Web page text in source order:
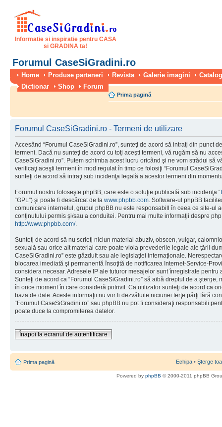
Informatie si inspiratie pentru CASA
si GRADINA ta!
Forumul CaseSiGradini.ro
Home Produse parteneri Revista Galerie imagini
Dictionar
Shop Forum
Prima pagină
Forumul CaseSiGradini.ro - Termeni de utilizare
Accesând “Forumul CaseSiGradini.ro”, sunteţi de acord să intraţi din punct
termeni. Dacă nu sunteţi de acord cu toţi aceşti termeni, vă rugăm să nu
CaseSiGradini.ro”. Putem schimba acest lucru oricând şi ne vom strădui să
verificaţi aceşti termeni în mod regulat în timp ce folosiţi “Forumul
sunteţi de acord să intraţi sub incidenţa legală a acestor termeni din
Forumul nostru foloseşte phpBB, care este o soluţie publicată sub incidenţa “
“GPL”) şi poate fi descărcat de la www.phpbb.com. Software-ul phpBB
comunicare internetul, grupul phpBB nu este responsabill în ceea ce site-ul
conţinutului permis şi/sau a conduitei. Pentru mai multe informaţii despre
http://www.phpbb.com/.
Sunteţi de acord să nu scrieţi niciun material abuziv, obscen, vulgar,
sexuală sau orice alt material care poate viola prevederile legale ale ţării
CaseSiGradini.ro” este găzduit sau ale legislaţiei internaţionale.
blocarea imediată şi permanentă însoţită de notificarea Internet-Service-
considera necesar. Adresele IP ale tuturor mesajelor sunt înregistrate
Sunteţi de acord ca “Forumul CaseSiGradini.ro” să aibă dreptul de a
în orice moment în care consideră potrivit. Ca utilizator sunteţi de acord ca
baza de date. Aceste informaţii nu vor fi dezvăluite niciunei terţe părţi fără
“Forumul CaseSiGradini.ro” sau phpBB nu pot fi consideraţi responsabili
poate duce la compromiterea datelor.
Înapoi la ecranul de autentificare
Prima pagină Echipa • Şterge
Powered by phpBB © 2000-2011 phpBB